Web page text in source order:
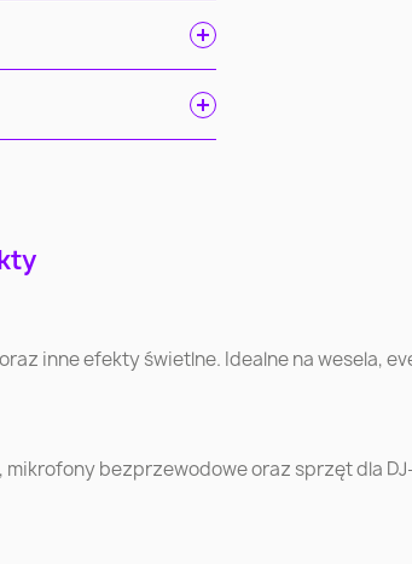
Chorzów Koszalin
inne efekty świetlne. Idealne na wesela,
bezprzewodowe oraz sprzęt dla